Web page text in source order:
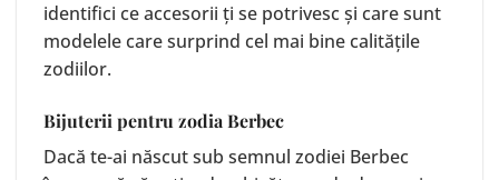
identifici ce accesorii ți se potrivesc și care sunt
modelele care surprind cel mai bine calitățile
zodiilor.
Bijuterii pentru zodia Berbec
Dacă te-ai născut sub semnul zodiei Berbec